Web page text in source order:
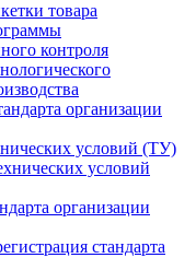
товара
контроля
организации
условий (ТУ)
условий
организации
стандарта